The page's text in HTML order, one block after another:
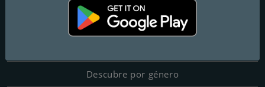
Contactos
https://vivalanoticia.com/
Descubre por género